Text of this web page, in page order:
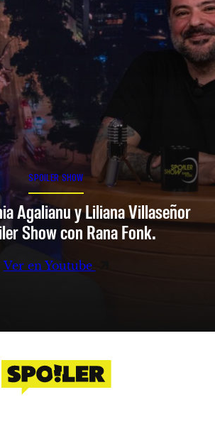
SPOILER SHOW
Agalianu y Liliana Villaseñor
Show con Rana Fonk.
Ver en Youtube